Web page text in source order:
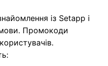
Setappіз Setapp і
Промокоди